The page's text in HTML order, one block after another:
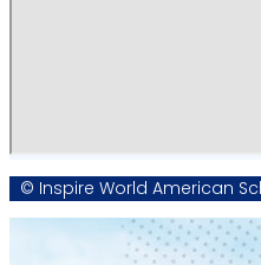
© Inspire World American